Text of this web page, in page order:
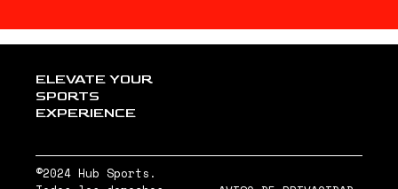
ELEVATE YOUR
SPORTS
EXPERIENCE
©2024 Hub Sports.